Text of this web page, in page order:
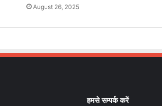
August 26, 2025
हमसे सम्पर्क करें